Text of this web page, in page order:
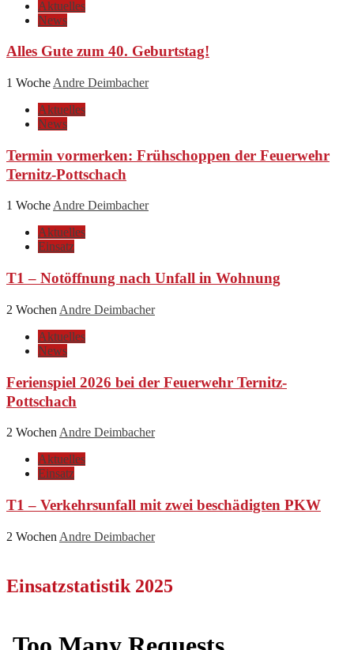
Aktuelles
News
Alles Gute zum 40. Geburtstag!
1 Woche Andre Deimbacher
Aktuelles
News
Termin vormerken: Frühschoppen der Feuerwehr
Ternitz-Pottschach
1 Woche Andre Deimbacher
Aktuelles
Einsatz
T1 – Notöffnung nach Unfall in Wohnung
2 Wochen Andre Deimbacher
Aktuelles
News
Ferienspiel 2026 bei der Feuerwehr Ternitz-
Pottschach
2 Wochen Andre Deimbacher
Aktuelles
Einsatz
T1 – Verkehrsunfall mit zwei beschädigten PKW
2 Wochen Andre Deimbacher
Einsatzstatistik 2025